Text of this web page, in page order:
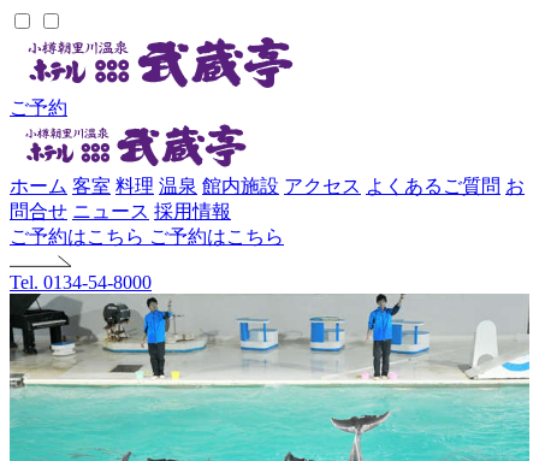
ご予約
ホーム 客室 料理 温泉 館内施設 アクセス よくあるご質問 お
問合せ ニュース 採用情報
ご予約はこちら ご予約はこちら
Tel. 0134-54-8000